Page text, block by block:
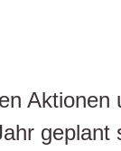
Aktionen
geplant